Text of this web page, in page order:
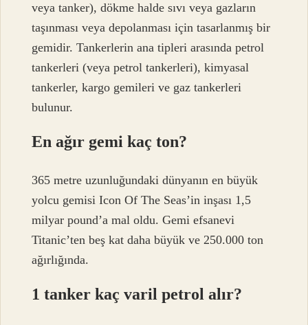
veya tanker), dökme halde sıvı veya gazların
taşınması veya depolanması için tasarlanmış bir
gemidir. Tankerlerin ana tipleri arasında petrol
tankerleri (veya petrol tankerleri), kimyasal
tankerler, kargo gemileri ve gaz tankerleri
bulunur.
En ağır gemi kaç ton?
365 metre uzunluğundaki dünyanın en büyük
yolcu gemisi Icon Of The Seas’in inşası 1,5
milyar pound’a mal oldu. Gemi efsanevi
Titanic’ten beş kat daha büyük ve 250.000 ton
ağırlığında.
1 tanker kaç varil petrol alır?